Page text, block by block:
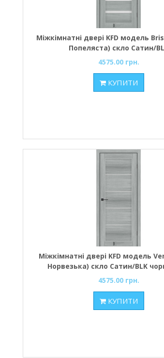
Міжкімнатні двері KFD модель
Попеляста) скло Сатин/
4575.00 грн.
КУПИТИ
Міжкімнатні двері KFD модель
Норвезька) скло Сатин/BLK
4575.00 грн.
КУПИТИ